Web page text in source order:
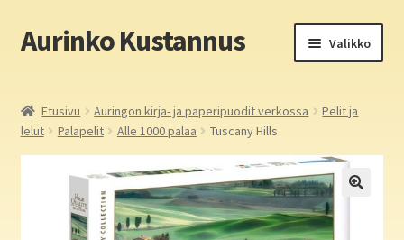
Siirry
navigointiin
Siirry
sisältöön
Aurinko Kustannus Valikko
Yritys
In English
Yhteystiedot
Etusivu Auringon kirja- ja paperipuodit verkossa
Pelit ja
lelut
Palapelit Alle 1000 palaa Tuscany Hills